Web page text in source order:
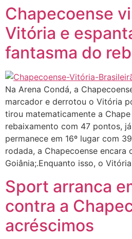
Chapecoense
Vitória e
fantasma do
Na Arena Condá, a
marcador e derrotou o Vitória
tirou matematicamente a
rebaixamento com 47 pontos,
permanece em 16º lugar com
rodada, a Chapecoense encara
Goiânia;.Enquanto isso, o
Sport arranca
contra a
acréscimos